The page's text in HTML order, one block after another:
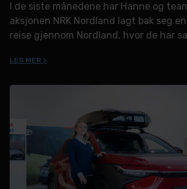
I de siste månedene har Hanne og
aksjonen NRK Nordland lagt bak seg
reise gjennom Nordland, hvor de har
LES MER >